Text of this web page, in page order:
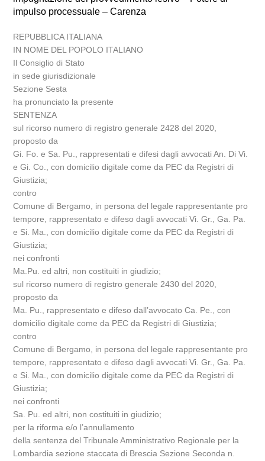
impulso processuale – Carenza
REPUBBLICA ITALIANA
IN NOME DEL POPOLO ITALIANO
Il Consiglio di Stato
in sede giurisdizionale
Sezione Sesta
ha pronunciato la presente
SENTENZA
sul ricorso numero di registro generale 2428 del 2020,
proposto da
Gi. Fo. e Sa. Pu., rappresentati e difesi dagli avvocati An. Di Vi.
e Gi. Co., con domicilio digitale come da PEC da Registri di
Giustizia;
contro
Comune di Bergamo, in persona del legale rappresentante pro
tempore, rappresentato e difeso dagli avvocati Vi. Gr., Ga. Pa.
e Si. Ma., con domicilio digitale come da PEC da Registri di
Giustizia;
nei confronti
Ma.Pu. ed altri, non costituiti in giudizio;
sul ricorso numero di registro generale 2430 del 2020,
proposto da
Ma. Pu., rappresentato e difeso dall’avvocato Ca. Pe., con
domicilio digitale come da PEC da Registri di Giustizia;
contro
Comune di Bergamo, in persona del legale rappresentante pro
tempore, rappresentato e difeso dagli avvocati Vi. Gr., Ga. Pa.
e Si. Ma., con domicilio digitale come da PEC da Registri di
Giustizia;
nei confronti
Sa. Pu. ed altri, non costituiti in giudizio;
per la riforma e/o l’annullamento
della sentenza del Tribunale Amministrativo Regionale per la
Lombardia sezione staccata di Brescia Sezione Seconda n.